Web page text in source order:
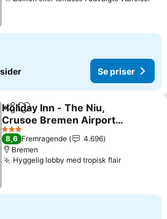
Se priser
Del Føj til favoritter
Holiday Inn - The Niu,
Crusoe Bremen Airport
By Ihg
Se priser
3 Stjerner
8,6 Fremragende
4.696
Bremen
Hyggelig lobby med tropisk flairSe priser